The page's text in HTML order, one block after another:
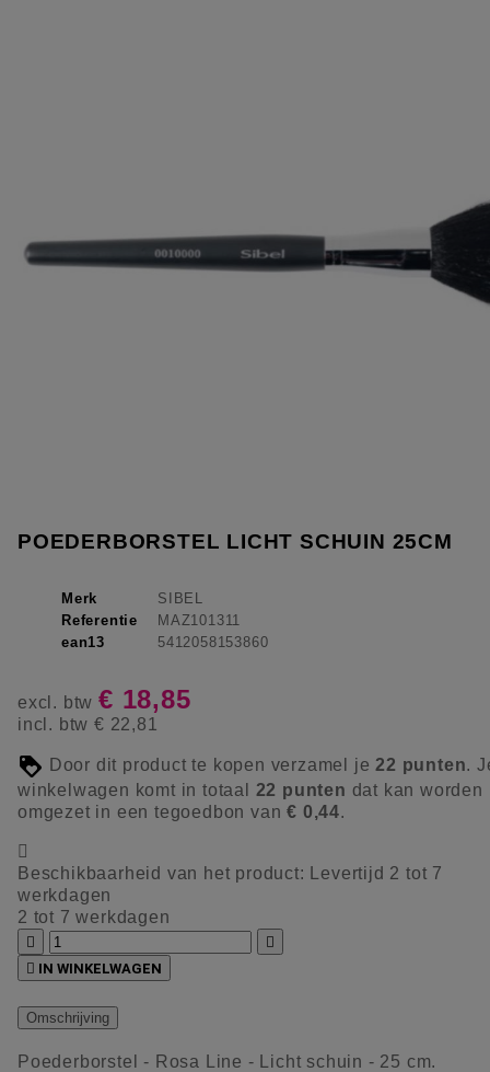
POEDERBORSTEL LICHT SCHUIN 25CM
Merk
SIBEL
Referentie
MAZ101311
ean13
5412058153860
excl. btw € 18,85
incl. btw € 22,81
Door dit product te kopen verzamel je22 punten.
winkelwagen komt in totaal 22 punten dat kan worden
omgezet in een tegoedbon van€ 0,44.

Beschikbaarheid van het product:
Levertijd 2 tot 7
werkdagen
2 tot 7 werkdagen


 IN WINKELWAGEN
Omschrijving
Poederborstel - Rosa Line - Licht schuin - 25 cm.